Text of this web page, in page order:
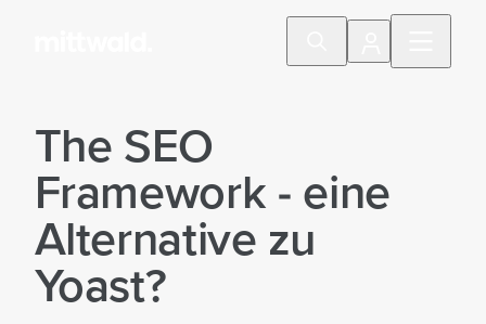
The SEO
Framework - eine
Alternative zu
Yoast?